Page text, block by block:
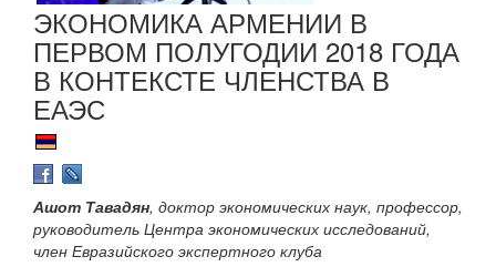
ЭКОНОМИКА АРМЕНИИ В
ПЕРВОМ ПОЛУГОДИИ 2018 ГОДА
В КОНТЕКСТЕ ЧЛЕНСТВА В
ЕАЭС
Ашот Тавадян, доктор экономических наук, профессор,
руководитель Центра экономических исследований,
член Евразийского экспертного клуба